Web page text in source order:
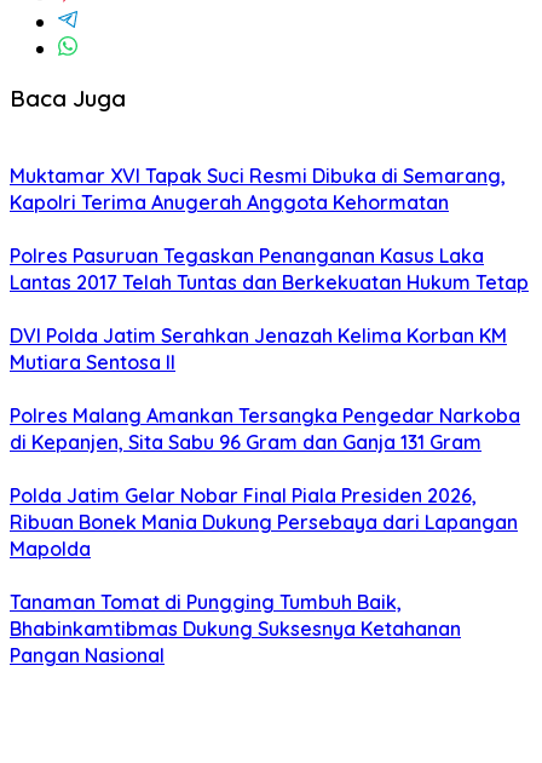
Baca Juga
Muktamar XVI Tapak Suci Resmi Dibuka di Semarang,
Kapolri Terima Anugerah Anggota Kehormatan
Polres Pasuruan Tegaskan Penanganan Kasus Laka
Lantas 2017 Telah Tuntas dan Berkekuatan Hukum Tetap
DVI Polda Jatim Serahkan Jenazah Kelima Korban KM
Mutiara Sentosa II
Polres Malang Amankan Tersangka Pengedar Narkoba
di Kepanjen, Sita Sabu 96 Gram dan Ganja 131 Gram
Polda Jatim Gelar Nobar Final Piala Presiden 2026,
Ribuan Bonek Mania Dukung Persebaya dari Lapangan
Mapolda
Tanaman Tomat di Pungging Tumbuh Baik,
Bhabinkamtibmas Dukung Suksesnya Ketahanan
Pangan Nasional